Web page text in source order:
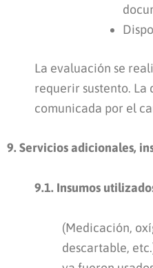
La evaluación se
requerir sustento. La
comunicada por el
9. Servicios adicionales,
9.1. Insumos
(Medicación,
descartable,